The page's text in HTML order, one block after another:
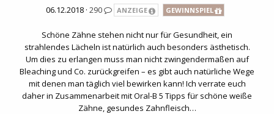
06.12.2018 · 290 ANZEIGE GEWINNSPIEL
Schöne Zähne stehen nicht nur für Gesundheit, ein
strahlendes Lächeln ist natürlich auch besonders ästhetisch.
Um dies zu erlangen muss man nicht zwingendermaßen auf
Bleaching und Co. zurückgreifen – es gibt auch natürliche Wege
mit denen man täglich viel bewirken kann! Ich verrate euch
daher in Zusammenarbeit mit Oral-B 5 Tipps für schöne weiße
Zähne, gesundes Zahnfleisch…